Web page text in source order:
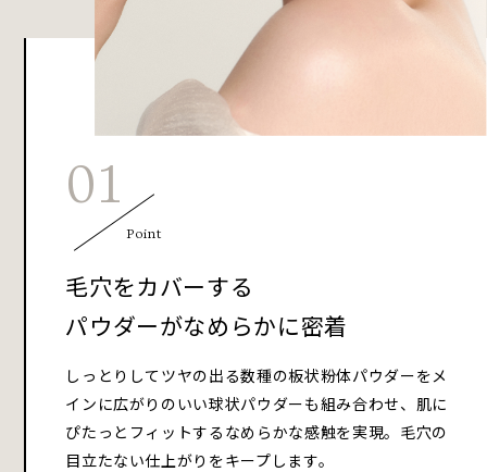
01
Point
毛穴をカバーする
パウダーがなめらかに密着
しっとりしてツヤの出る数種の板状粉体パウダーをメ
インに広がりのいい球状パウダーも組み合わせ、肌に
ぴたっとフィットするなめらかな感触を実現。毛穴の
目立たない仕上がりをキープします。